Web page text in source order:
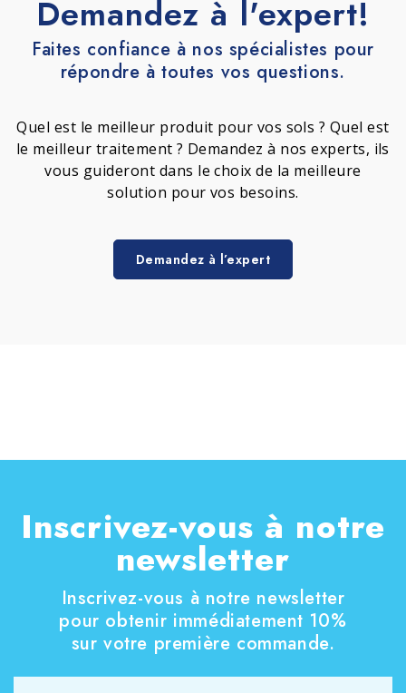
Demandez à l'expert!
Faites confiance à nos spécialistes pour
répondre à toutes vos questions.
Quel est le meilleur produit pour vos sols ? Quel est
le meilleur traitement ? Demandez à nos experts, ils
vous guideront dans le choix de la meilleure
solution pour vos besoins.
Demandez à l’expert
Inscrivez-vous à notre
newsletter
Inscrivez-vous à notre newsletter
pour obtenir immédiatement 10%
sur votre première commande.